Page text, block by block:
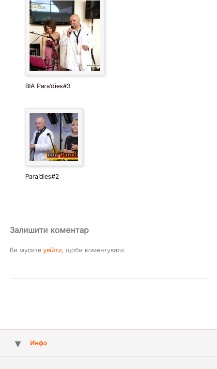
ВІА Para’dies#3
Para’dies#2
Залишити коментар
Ви мусите увійти, щоби коментувати.
Инфо